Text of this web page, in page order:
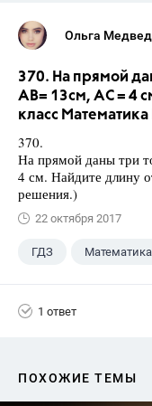
Ольга
370. На прямой
АВ= 13см, АС = 4
класс
370.
На прямой даны три
4 см. Найдите длину
решения.)
22 октября 2017
ГДЗ Математика
1 ответ
ПОХОЖИЕ ТЕМЫ